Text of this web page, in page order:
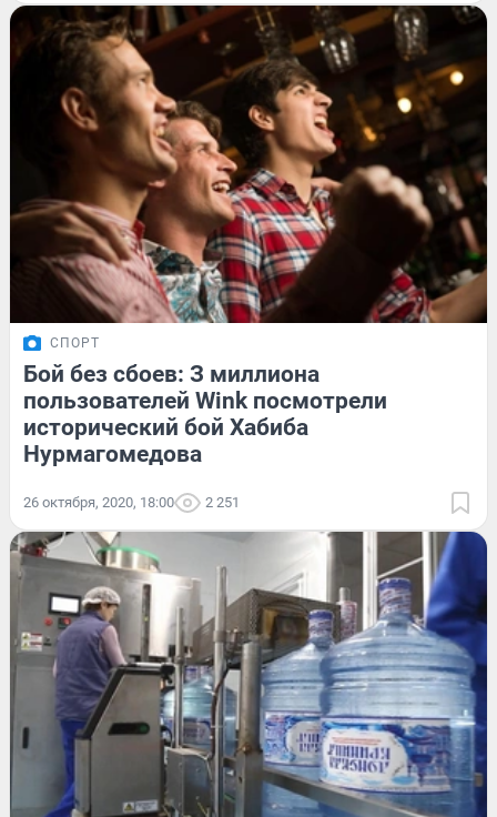
СПОРТ
Бой без сбоев: З миллиона
пользователей Wink посмотрели
исторический бой Хабиба
Нурмагомедова
26 октября, 2020, 18:00 2 251